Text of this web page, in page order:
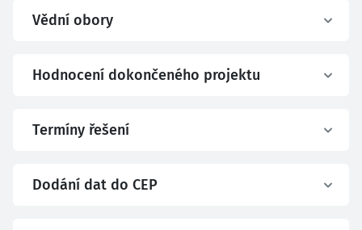
Vědní obory
Hodnocení dokončeného projektu
Termíny řešení
Dodání dat do CEP